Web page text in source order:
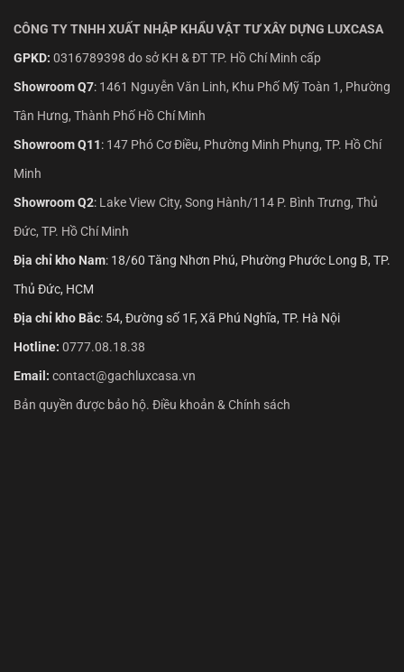
CÔNG TY TNHH XUẤT NHẬP KHẨU VẬT TƯ XÂY DỰNG LUXCASA
GPKD: 0316789398 do sở KH & ĐT TP. Hồ Chí Minh cấp
Showroom Q7: 1461 Nguyễn Văn Linh, Khu Phố Mỹ Toàn 1, Phường
Tân Hưng, Thành Phố Hồ Chí Minh
Showroom Q11: 147 Phó Cơ Điều, Phường Minh Phụng, TP. Hồ Chí
Minh
Showroom Q2: Lake View City, Song Hành/114 P. Bình Trưng, Thủ
Đức, TP. Hồ Chí Minh
Địa chỉ kho Nam: 18/60 Tăng Nhơn Phú, Phường Phước Long B, TP.
Thủ Đức, HCM
Địa chỉ kho Bắc: 54, Đường số 1F, Xã Phú Nghĩa, TP. Hà Nội
Hotline: 0777.08.18.38
Email: contact@gachluxcasa.vn
Bản quyền được bảo hộ. Điều khoản & Chính sách